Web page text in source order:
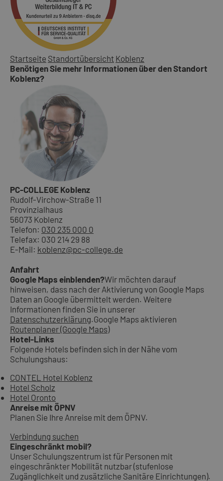
Startseite Standortübersicht Koblenz
Benötigen Sie mehr Informationen über den Standort
Koblenz?
PC-COLLEGE Koblenz
Rudolf-Virchow-Straße 11
Provinzialhaus
56073 Koblenz
Telefon: 030 235 000 0
Telefax: 030 214 29 88
E-Mail: koblenz@pc-college.de
Anfahrt
Google Maps einblenden?Wir möchten darauf
hinweisen, dass nach der Aktivierung von Google Maps
Daten an Google übermittelt werden. Weitere
Informationen finden Sie in unserer
Datenschutzerklärung.Google Maps aktivieren
Routenplaner (Google Maps)
Hotel-Links
Folgende Hotels befinden sich in der Nähe vom
Schulungshaus:
CONTEL Hotel Koblenz
Hotel Scholz
Hotel Oronto
Anreise mit ÖPNV
Planen Sie Ihre Anreise mit dem ÖPNV.
Verbindung suchen
Eingeschränkt mobil?
Unser Schulungszentrum ist für Personen mit
eingeschränkter Mobilität nutzbar (stufenlose
Zugänglichkeit und zusätzliche Sanitäre Einrichtungen).